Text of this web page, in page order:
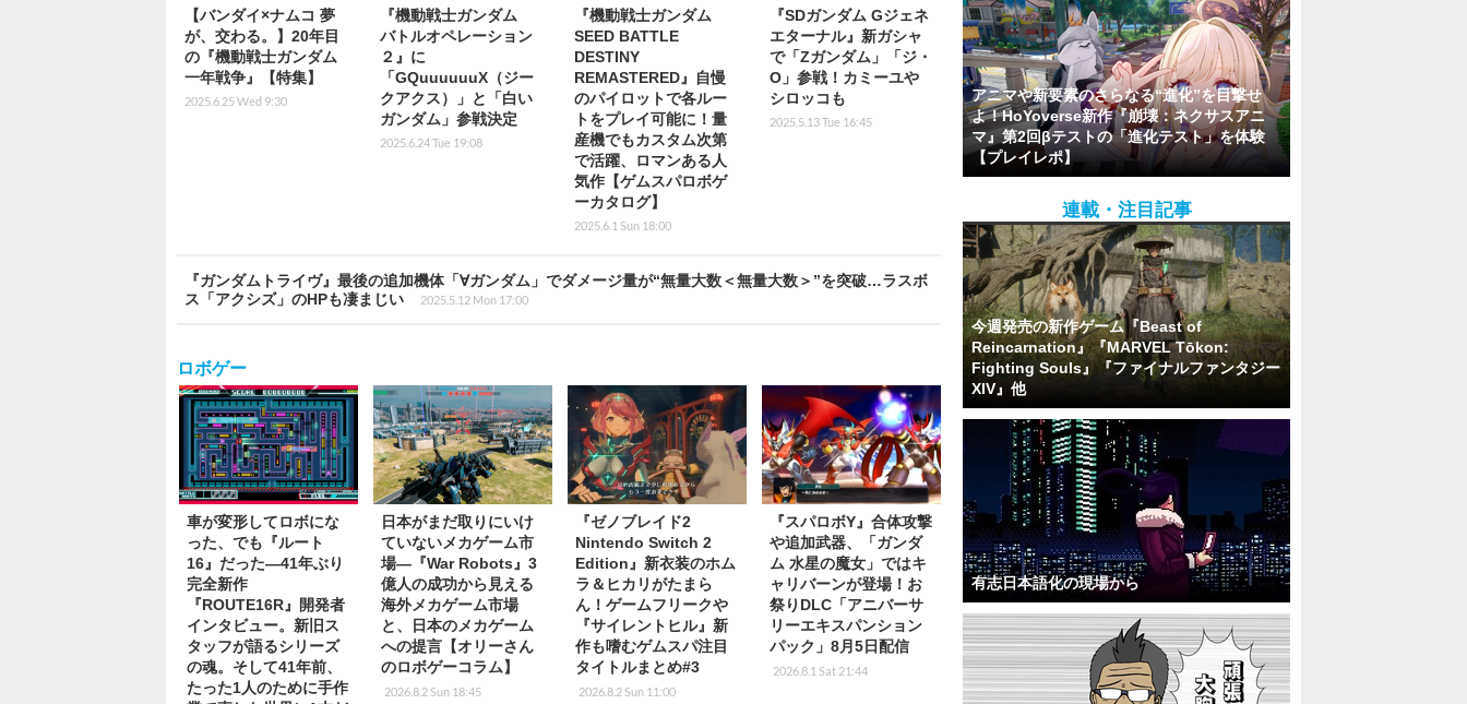
【バンダイ×ナムコ 夢
が、交わる。】20年目
の『機動戦士ガンダム
一年戦争』【特集】
2025.6.25 Wed 9:30
『機動戦士ガンダム
バトルオペレーション
２』に
「GQuuuuuuX（ジー
クアクス）」と「白い
ガンダム」参戦決定
2025.6.24 Tue 19:08
『機動戦士ガンダム
SEED BATTLE
DESTINY
REMASTERED』自慢
のパイロットで各ルー
トをプレイ可能に！量
産機でもカスタム次第
で活躍、ロマンある人
気作【ゲムスパロボゲ
ーカタログ】
2025.6.1 Sun 18:00
『SDガンダム Gジェネ
エターナル』新ガシャ
で「Zガンダム」「ジ・
O」参戦！カミーユや
シロッコも
2025.5.13 Tue 16:45
『ガンダムトライヴ』最後の追加機体「∀ガンダム」でダメージ量が“無量大数＜無量大数＞”を突破…ラスボ
ス「アクシズ」のHPも凄まじい
2025.5.12 Mon 17:00
ロボゲー
車が変形してロボにな
った、でも『ルート
16』だった―41年ぶり
完全新作
『ROUTE16R』開発者
インタビュー。新旧ス
タッフが語るシリーズ
の魂。そして41年前、
たった1人のために手作
日本がまだ取りにいけ
ていないメカゲーム市
場―『War Robots』3
億人の成功から見える
海外メカゲーム市場
と、日本のメカゲーム
への提言【オリーさん
のロボゲーコラム】
2026.8.2 Sun 18:45
『ゼノブレイド2
Nintendo Switch 2
Edition』新衣装のホム
ラ＆ヒカリがたまら
ん！ゲームフリークや
『サイレントヒル』新
作も嗜むゲムスパ注目
タイトルまとめ#3
2026.8.2 Sun 11:00
『スパロボY』合体攻撃
や追加武器、「ガンダ
ム 水星の魔女」ではキ
ャリバーンが登場！お
祭りDLC「アニバーサ
リーエキスパンション
パック」8月5日配信
2026.8.1 Sat 21:44
アニマや新要素のさらなる“進化”を目撃せ
よ！HoYoverse新作『崩壊：ネクサスアニ
マ』第2回βテストの「進化テスト」を体験
【プレイレポ】
連載・注目記事
今週発売の新作ゲーム『Beast of
Reincarnation』『MARVEL Tōkon:
Fighting Souls』『ファイナルファンタジー
XIV』他
有志日本語化の現場から